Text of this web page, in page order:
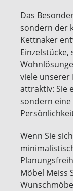
Das
sondern der
Kettnaker
viele unserer
attraktiv: Sie
sondern
Wenn Sie
Möbel Meiss